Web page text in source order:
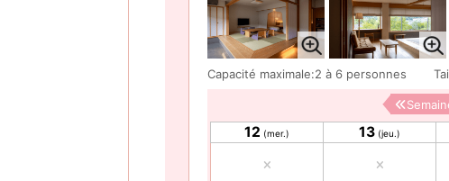
Capacité maximale:2 à 6 personnes
12 (mer.) 13 (jeu.)